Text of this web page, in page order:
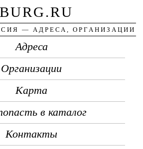
— АДРЕСА, ОРГАНИЗАЦИИ
Адреса
Организации
Карта
в каталог
Контакты